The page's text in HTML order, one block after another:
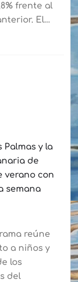
frente al
El…
Palmas y la
de
verano con
semana
reúne
a niños y
los
del